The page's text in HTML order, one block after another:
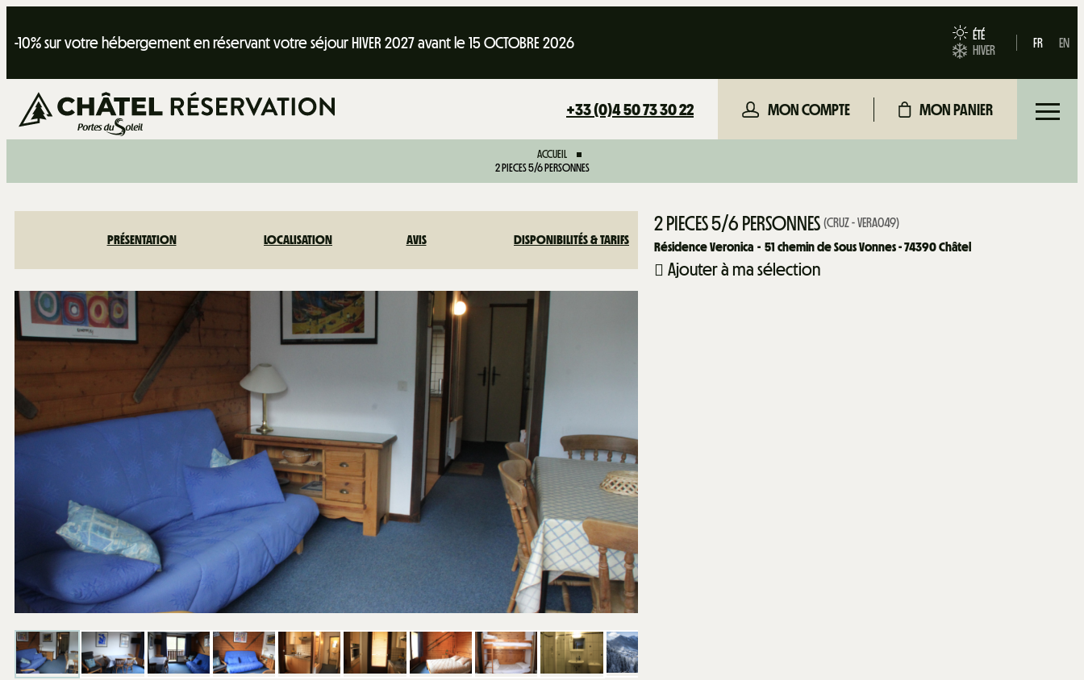
-10% sur votre hébergement en réservant votre séjour HIVER 2027 avant le 15 OCTOBRE 2026
ÉTÉ
HIVER
FR EN
+33 (0)4 50 73 30 22 MON COMPTE MON PANIER
ACCUEIL
2 PIECES 5/6 PERSONNES
PRÉSENTATION LOCALISATION AVIS DISPONIBILITÉS & TARIFS
2 PIECES 5/6 PERSONNES (CRUZ - VERA049)
Résidence Veronica
51 chemin de Sous Vonnes - 74390 Châtel
Ajouter à ma sélection